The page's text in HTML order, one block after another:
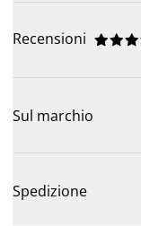
Recensioni 



Sul marchio
Spedizione